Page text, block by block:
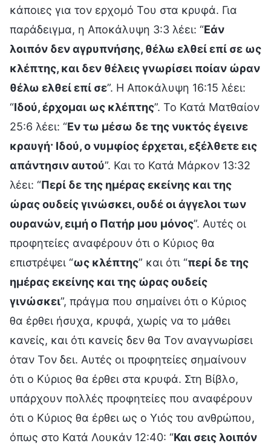
κάποιες για τον ερχομό Του στα κρυφά. Για
παράδειγμα, η Αποκάλυψη 3:3 λέει: “Εάν
λοιπόν δεν αγρυπνήσης, θέλω ελθεί επί σε ως
κλέπτης, και δεν θέλεις γνωρίσει ποίαν ώραν
θέλω ελθεί επί σε”. Η Αποκάλυψη 16:15 λέει:
“Ιδού, έρχομαι ως κλέπτης”. Το Κατά Ματθαίον
25:6 λέει: “Εν τω μέσω δε της νυκτός έγεινε
κραυγή· Ιδού, ο νυμφίος έρχεται, εξέλθετε εις
απάντησιν αυτού”. Και το Κατά Μάρκον 13:32
λέει: “Περί δε της ημέρας εκείνης και της
ώρας ουδείς γινώσκει, ουδέ οι άγγελοι των
ουρανών, ειμή ο Πατήρ μου μόνος”. Αυτές οι
προφητείες αναφέρουν ότι ο Κύριος θα
επιστρέψει “ως κλέπτης” και ότι “περί δε της
ημέρας εκείνης και της ώρας ουδείς
γινώσκει”, πράγμα που σημαίνει ότι ο Κύριος
θα έρθει ήσυχα, κρυφά, χωρίς να το μάθει
κανείς, και ότι κανείς δεν θα Τον αναγνωρίσει
όταν Τον δει. Αυτές οι προφητείες σημαίνουν
ότι ο Κύριος θα έρθει στα κρυφά. Στη Βίβλο,
υπάρχουν πολλές προφητείες που αναφέρουν
ότι ο Κύριος θα έρθει ως ο Υιός του ανθρώπου,
όπως στο Κατά Λουκάν 12:40: “Και σεις λοιπόν